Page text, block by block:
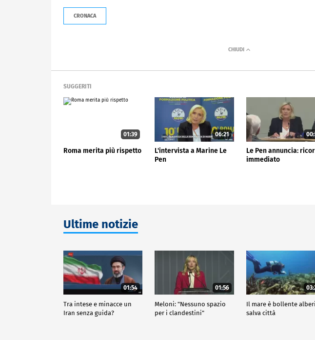
CRONACA
SUGGERITI
01:39
Roma merita più rispetto
06:21
L'intervista a Marine Le
Pen
Le Pen annuncia:
immediato
Ultime notizie
01:54
Tra intese e minacce un
Iran senza guida?
01:56
Meloni: "Nessuno spazio
per i clandestini"
Il mare è bollente alberi
salva città